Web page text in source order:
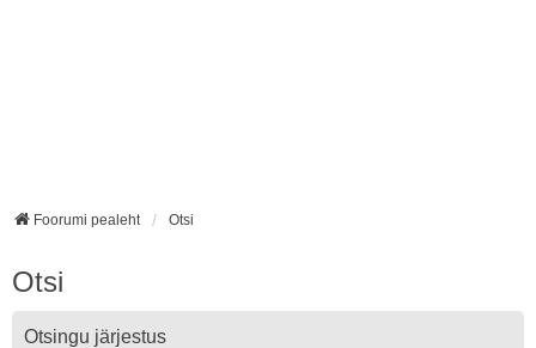
Foorumi pealeht Otsi
Otsi
Otsingu järjestus